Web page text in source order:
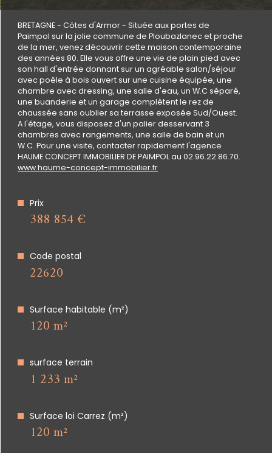
copropriété
Plus d'informations sur
le quartier
Bilan
énergétique
BRETAGNE - Côtes d'Armor - Située aux portes de
Paimpol sur la jolie commune de Ploubazlanec et proche
de la mer, venez découvrir cette maison contemporaine
des années 80. Elle vous offre une vie de plain pied avec
son hall d'entrée donnant sur un agréable salon/séjour
avec poêle à bois ouvert sur une cuisine équipée, une
chambre avec dressing, une salle d'eau, un W.C séparé,
une buanderie et un garage complètent le rez de
chaussée sans oublier sa terrasse exposée Sud/Ouest.
A l'étage, vous disposez d'un palier desservant 3
chambres avec rangements, une salle de bain et un
W.C. Pour une visite, contacter rapidement l'agence
HAUME CONCEPT IMMOBILIER DE PAIMPOL au 02.96.22.86.70.
www.haume-concept-immobilier.fr
Prix
388 854 €
Code postal
22620
Surface habitable (m²)
120 m²
surface terrain
1 233 m²
Surface loi Carrez (m²)
120 m²